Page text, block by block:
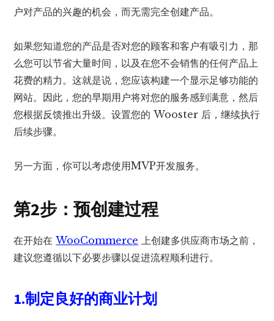
户对产品的兴趣的机会，而无需完全创建产品。
如果您知道您的产品是否对您的顾客和客户有吸引力，那
么您可以节省大量时间，以及在您不会销售的任何产品上
花费的精力。这就是说，您应该构建一个显示足够功能的
网站。因此，您的早期用户将对您的服务感到满意，然后
您根据反馈推出升级。设置您的 Wooster 后，继续执行
后续步骤。
另一方面，你可以考虑使用MVP开发服务。
第2步：预创建过程
在开始在WooCommerce 上创建多供应商市场之前，
建议您遵循以下必要步骤以促进流程顺利进行。
1.制定良好的商业计划